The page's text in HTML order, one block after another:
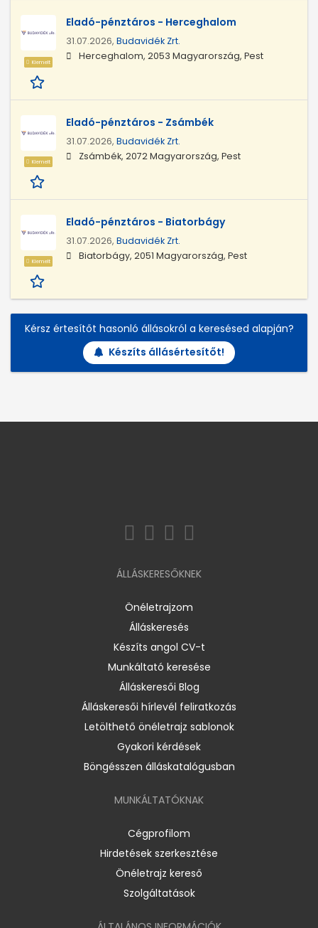
Kiemelt
Eladó-pénztáros - Herceghalom
31.07.2026, Budavidék Zrt.
Herceghalom, 2053 Magyarország, Pest
Kiemelt
Eladó-pénztáros - Zsámbék
31.07.2026, Budavidék Zrt.
Zsámbék, 2072 Magyarország, Pest
Kiemelt
Eladó-pénztáros - Biatorbágy
31.07.2026, Budavidék Zrt.
Biatorbágy, 2051 Magyarország, Pest
Kérsz értesítőt hasonló állásokról a keresésed alapján?
Készíts állásértesítőt!
ÁLLÁSKERESŐKNEK
Önéletrajzom
Álláskeresés
Készíts angol CV-t
Munkáltató keresése
Álláskeresői Blog
Álláskeresői hírlevél feliratkozás
Letölthető önéletrajz sablonok
Gyakori kérdések
Böngésszen álláskatalógusban
MUNKÁLTATÓKNAK
Cégprofilom
Hirdetések szerkesztése
Önéletrajz kereső
Szolgáltatások